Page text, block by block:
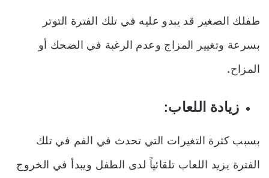
طفلك الصغير قد يبدو عليه في تلك الفترة التوتر
بسرعة وتغيير المزاج وعدم الرغبة في الضحك أو
المزاح.
زيادة اللعاب:
بسبب كثرة التغيرات التي تحدث في الفم في تلك
الفترة يزيد اللعاب تلقائياً لدى الطفل ويبدأ في الخروج